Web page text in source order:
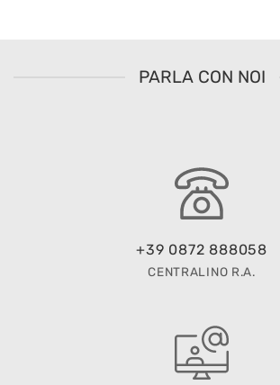
PARLA CON NOI
+39 0872 888058
CENTRALINO R.A.